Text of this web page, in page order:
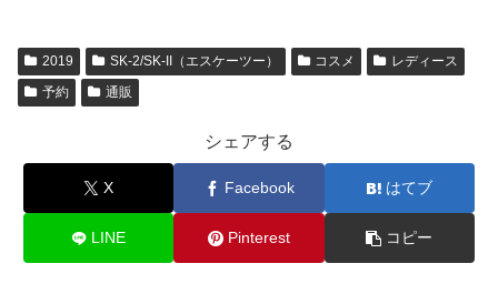
2019 SK-2/SK-II（エスケーツー） コスメ
レディース
予約
通販
シェアする
X Facebook はてブ
LINE Pinterest コピー